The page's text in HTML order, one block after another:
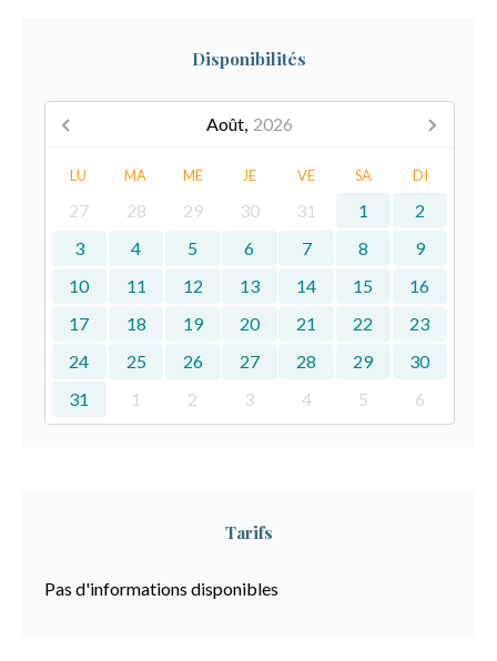
Disponibilités
Août, 2026
LU MA ME JE VE SA DI
27 28 29 30 31 1
2
3
4 5 6 7 8
9
10
11 12 13 14 15
16
17
18 19 20 21 22
23
24
25 26 27 28 29
30
31
1 2 3 4 5 6
Tarifs
Pas d'informations disponibles